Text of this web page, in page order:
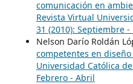
comunicación en
Revista Virtual
31 (2010): Septiembre
Nelson Darío Roldán
competentes en
Universidad Católica
Febrero - Abril